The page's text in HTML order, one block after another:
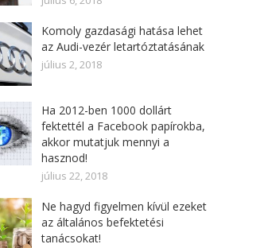
Komoly gazdasági hatása lehet
az Audi-vezér letartóztatásának
július 2, 2018
Ha 2012-ben 1000 dollárt
fektettél a Facebook papírokba,
akkor mutatjuk mennyi a
hasznod!
július 22, 2018
Ne hagyd figyelmen kívül ezeket
az általános befektetési
tanácsokat!